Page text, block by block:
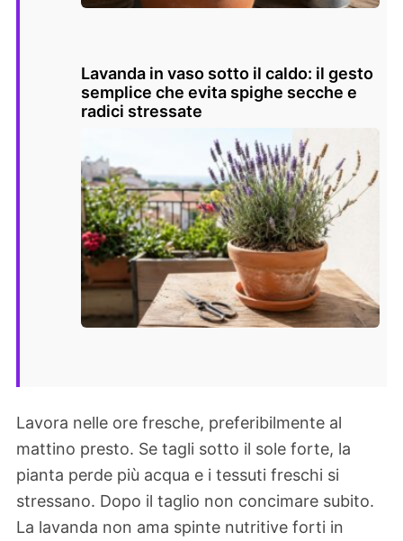
Lavanda in vaso sotto il caldo: il gesto
semplice che evita spighe secche e
radici stressate
Lavora nelle ore fresche, preferibilmente al
mattino presto. Se tagli sotto il sole forte, la
pianta perde più acqua e i tessuti freschi si
stressano. Dopo il taglio non concimare subito.
La lavanda non ama spinte nutritive forti in